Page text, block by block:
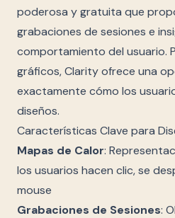
poderosa y gratuita que
grabaciones de sesiones e
comportamiento del usuario.
gráficos, Clarity ofrece una
exactamente cómo los
diseños.
Características Clave para
Mapas de Calor:
los usuarios hacen clic, se
mouse
Grabaciones de Sesiones: